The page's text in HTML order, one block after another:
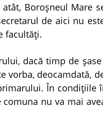
Boroşneul Mare
de aici nu
facultăţi.
dacă timp de
vorba, deocamdată,
În condiţiile
nu va mai